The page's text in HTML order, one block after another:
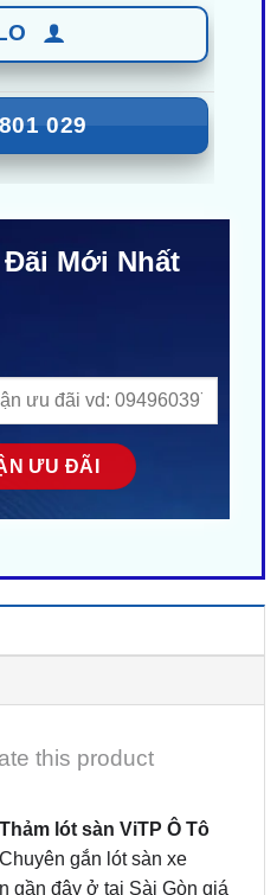
029
lót sàn ViTP Ô Tô
gần đây ở tại Sài Gòn giá
tâm chuyên cung cấp
cao cấp, chính hãng uy